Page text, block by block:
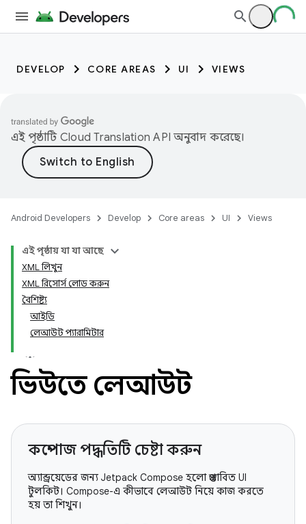
DEVELOP CORE AREAS UI VIEWS
এই পৃষ্ঠাটি Cloud Translation API অনুবাদ করেছে।
Android Developers Develop Core areas UI Views
এই পৃষ্ঠায় যা যা আছে
XML লিখুন
XML রিসোর্স লোড করুন
বৈশিষ্ট্য
আইডি
লেআউট প্যারামিটার
ভিউতে লেআউট
কম্পোজ পদ্ধতিটি চেষ্টা করুন
অ্যান্ড্রয়েডের জন্য Jetpack Compose হলো প্রস্তাবিত UI
টুলকিট। Compose-এ কীভাবে লেআউট নিয়ে কাজ করতে
হয় তা শিখুন।